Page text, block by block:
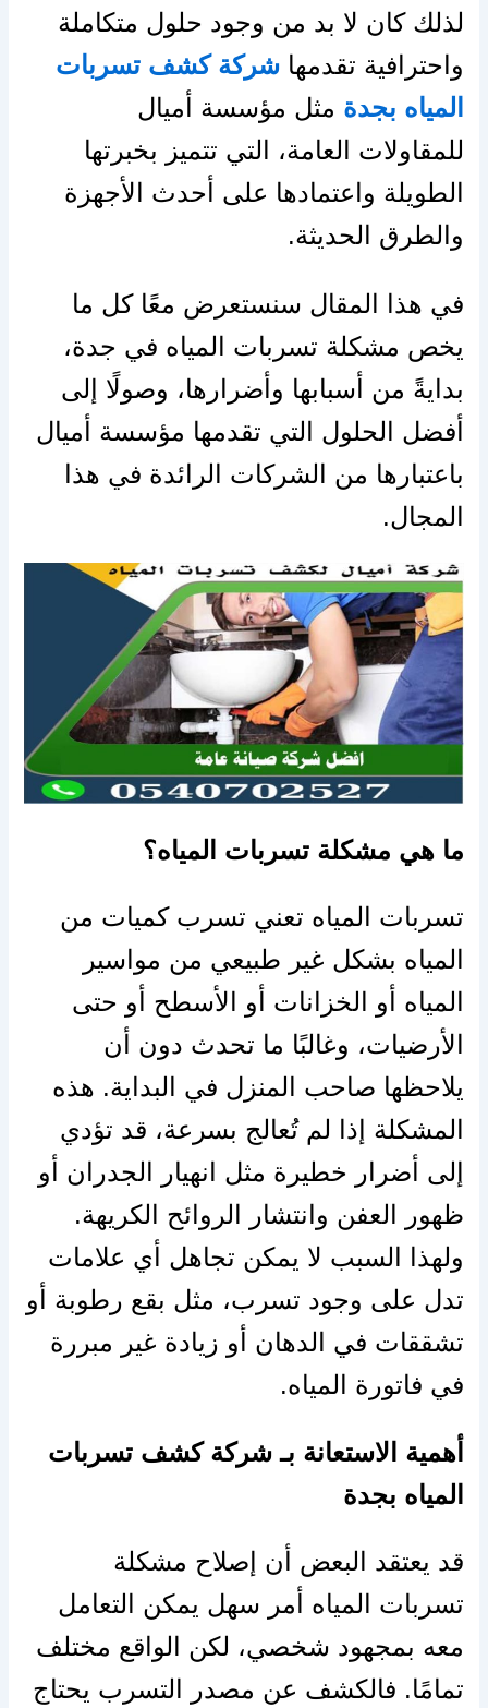
لذلك كان لا بد من وجود حلول متكاملة
واحترافية تقدمهاشركة كشف تسربات
المياه بجدة مثل مؤسسة أميال
للمقاولات العامة، التي تتميز بخبرتها
الطويلة واعتمادها على أحدث الأجهزة
والطرق الحديثة.
في هذا المقال سنستعرض معًا كل ما
يخص مشكلة تسربات المياه في جدة،
بدايةً من أسبابها وأضرارها، وصولًا إلى
أفضل الحلول التي تقدمها مؤسسة أميال
باعتبارها من الشركات الرائدة في هذا
المجال.
ما هي مشكلة تسربات المياه؟
تسربات المياه تعني تسرب كميات من
المياه بشكل غير طبيعي من مواسير
المياه أو الخزانات أو الأسطح أو حتى
الأرضيات، وغالبًا ما تحدث دون أن
يلاحظها صاحب المنزل في البداية. هذه
المشكلة إذا لم تُعالج بسرعة، قد تؤدي
إلى أضرار خطيرة مثل انهيار الجدران أو
ظهور العفن وانتشار الروائح الكريهة.
ولهذا السبب لا يمكن تجاهل أي علامات
تدل على وجود تسرب، مثل بقع رطوبة أو
تشققات في الدهان أو زيادة غير مبررة
في فاتورة المياه.
أهمية الاستعانة بـ شركة كشف تسربات
المياه بجدة
قد يعتقد البعض أن إصلاح مشكلة
تسربات المياه أمر سهل يمكن التعامل
معه بمجهود شخصي، لكن الواقع مختلف
تمامًا. فالكشف عن مصدر التسرب يحتاج